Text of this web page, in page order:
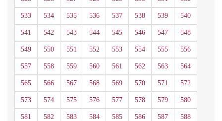
533 534 535 536 537 538 539 540
541 542 543 544 545 546 547 548
549 550 551 552 553 554 555 556
557 558 559 560 561 562 563 564
565 566 567 568 569 570 571 572
573 574 575 576 577 578 579 580
581 582 583 584 585 586 587 588